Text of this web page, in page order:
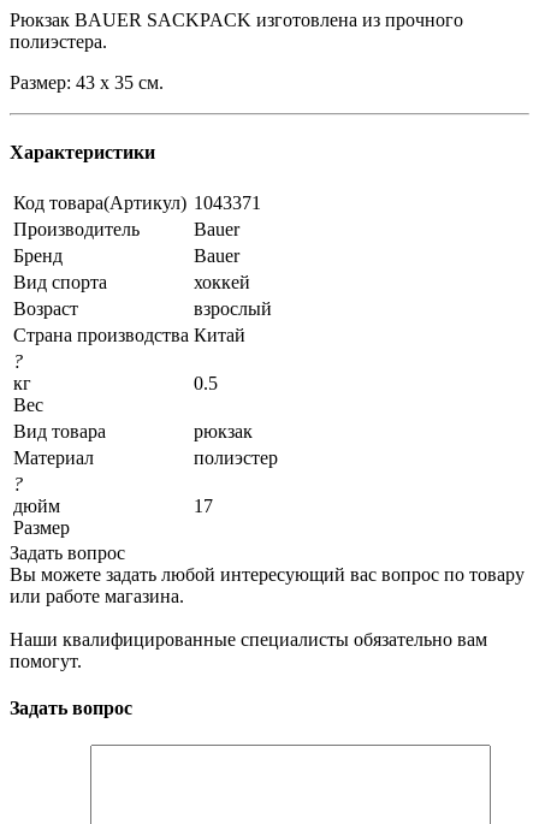
Рюкзак BAUER SACKPACK изготовлена из прочного
полиэстера.
Размер: 43 x 35 см.
Характеристики
Код товара(Артикул) 1043371
Производитель
Bauer
Бренд
Bauer
Вид спорта
хоккей
Возраст
взрослый
Страна производства Китай
?
кг
Вес
0.5
Вид товара
рюкзак
Материал
полиэстер
?
дюйм
Размер
17
Задать вопрос
Вы можете задать любой интересующий вас вопрос по товару
или работе магазина.
Наши квалифицированные специалисты обязательно вам
помогут.
Задать вопрос